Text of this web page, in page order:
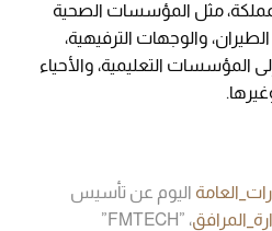
مثل المؤسسات الصحية
والوجهات الترفيهية،
المؤسسات التعليمية، والأحياء
اليوم عن تأسيس
، ”FMTECH”